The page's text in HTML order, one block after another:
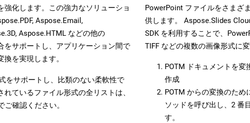
化します。この強力なソリューショ
Aspose.Email,
Aspose.HTML などの他の
をサポートし、アプリケーション間で
を実現します。
をサポートし、比類のない柔軟性で
ているファイル形式の全リストは、
ご確認ください。
PowerPoint ファイルをさまざ
供します。 Aspose.Slides
SDK を利用することで、
TIFF などの複数の画像形式に変
POTM ドキュメントを変
作成
POTM からの変換のた
ソッドを呼び出し、2 番
す。